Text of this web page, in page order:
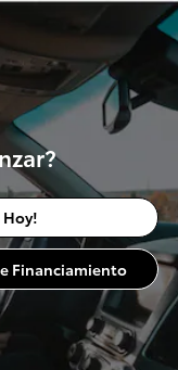
Hoy!
Financiamiento